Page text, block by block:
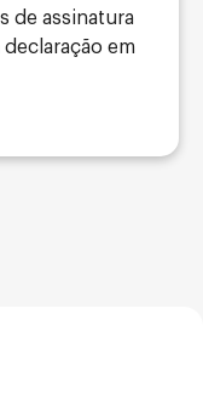
de assinatura
em